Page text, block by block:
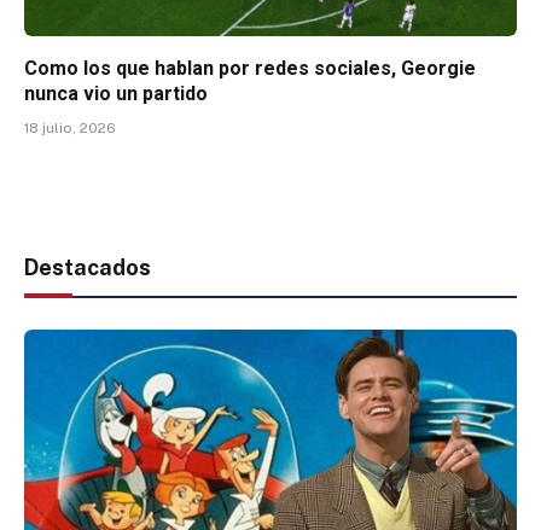
Como los que hablan por redes sociales, Georgie
nunca vio un partido
18 julio, 2026
Destacados